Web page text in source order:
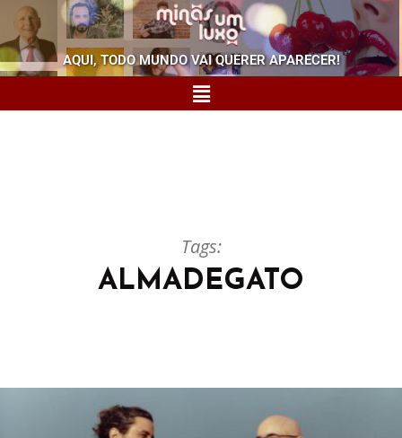
AQUI, TODO MUNDO VAI QUERER APARECER!
Tags:
ALMADEGATO